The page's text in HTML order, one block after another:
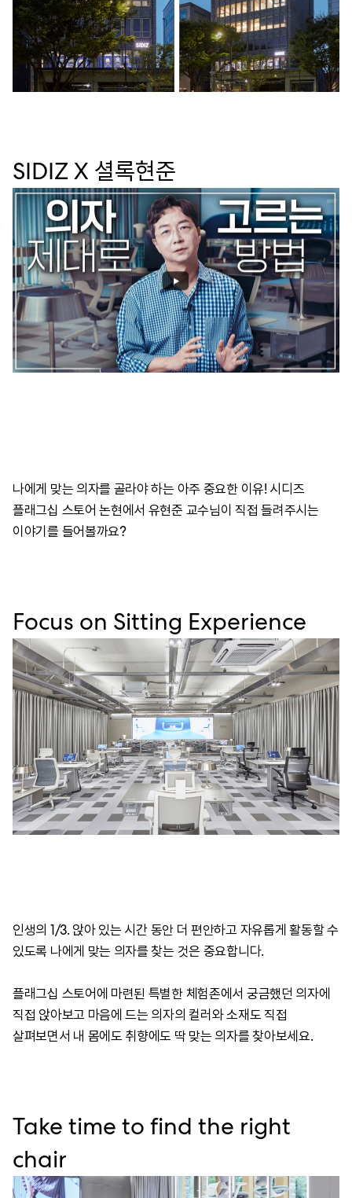
SIDIZ X 셜록현준
나에게 맞는 의자를 골라야 하는 아주 중요한 이유! 시디즈
플래그십 스토어 논현에서 유현준 교수님이 직접 들려주시는
이야기를 들어볼까요?
Focus on Sitting Experience
인생의 1/3. 앉아 있는 시간 동안 더 편안하고 자유롭게 활동할 수
있도록 나에게 맞는 의자를 찾는 것은 중요합니다.
플래그십 스토어에 마련된 특별한 체험존에서 궁금했던 의자에
직접 앉아보고 마음에 드는 의자의 컬러와 소재도 직접
살펴보면서 내 몸에도 취향에도 딱 맞는 의자를 찾아보세요.
Take time to find the right
chair